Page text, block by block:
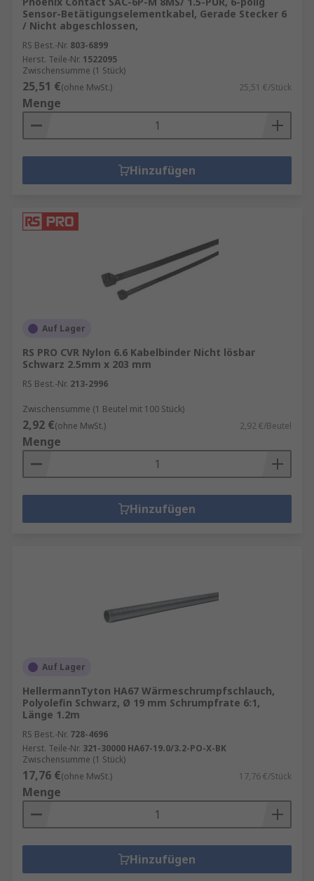
Sensor-Betätigungselementkabel, Gerade Stecker 6
/ Nicht abgeschlossen,
RS Best.-Nr. 803-6899
Herst. Teile-Nr. 1522095
Zwischensumme (1 Stück)
25,51 €(ohne MwSt.) 25,51 €/Stück
Menge
Hinzufügen
Auf Lager
RS PRO CVR Nylon 6.6 Kabelbinder Nicht lösbar
Schwarz 2.5mm x 203 mm
RS Best.-Nr. 213-2996
Zwischensumme (1 Beutel mit 100 Stück)
2,92 €(ohne MwSt.) 2,92 €/Beutel
Menge
Hinzufügen
Auf Lager
HellermannTyton HA67 Wärmeschrumpfschlauch,
Polyolefin Schwarz, Ø 19 mm Schrumpfrate 6:1,
Länge 1.2m
RS Best.-Nr. 728-4696
Herst. Teile-Nr. 321-30000 HA67-19.0/3.2-PO-X-BK
Zwischensumme (1 Stück)
17,76 €(ohne MwSt.) 17,76 €/Stück
Menge
Hinzufügen